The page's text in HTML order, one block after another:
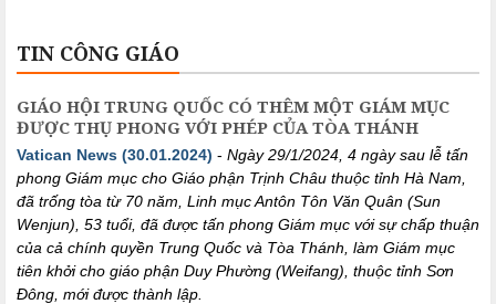
TIN CÔNG GIÁO
GIÁO HỘI TRUNG QUỐC CÓ THÊM MỘT GIÁM MỤC
ĐƯỢC THỤ PHONG VỚI PHÉP CỦA TÒA THÁNH
Vatican News (30.01.2024) - Ngày 29/1/2024, 4 ngày sau lễ tấn
phong Giám mục cho Giáo phận Trịnh Châu thuộc tỉnh Hà Nam,
đã trống tòa từ 70 năm, Linh mục Antôn Tôn Văn Quân (Sun
Wenjun), 53 tuổi, đã được tấn phong Giám mục với sự chấp thuận
của cả chính quyền Trung Quốc và Tòa Thánh, làm Giám mục
tiên khởi cho giáo phận Duy Phường (Weifang), thuộc tỉnh Sơn
Đông, mới được thành lập.